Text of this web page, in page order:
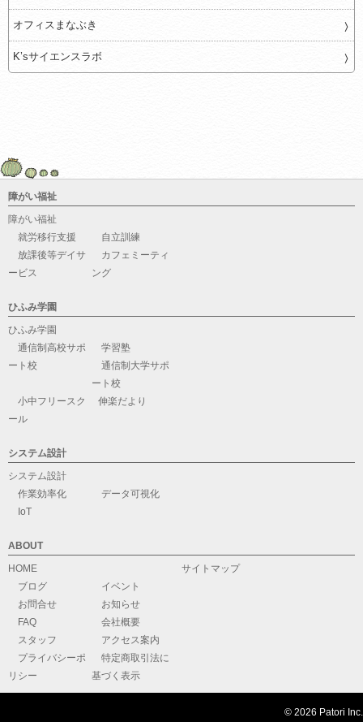
オフィスまなぶき
K’sサイエンスラボ
障がい福祉
障がい福祉
就労移行支援
自立訓練
放課後等デイサ
ービス
カフェミーティ
ング
ひふみ学園
ひふみ学園
通信制高校サポ
ート校
学習塾
通信制大学サポ
ート校
小中フリースク
ール
伸楽だより
システム設計
システム設計
作業効率化
データ可視化
IoT
ABOUT
HOME
ブログ
イベント
お問合せ
お知らせ
FAQ
会社概要
スタッフ
アクセス案内
プライバシーポ
リシー
特定商取引法に
基づく表示
サイトマップ
© 2026 Patori Inc.